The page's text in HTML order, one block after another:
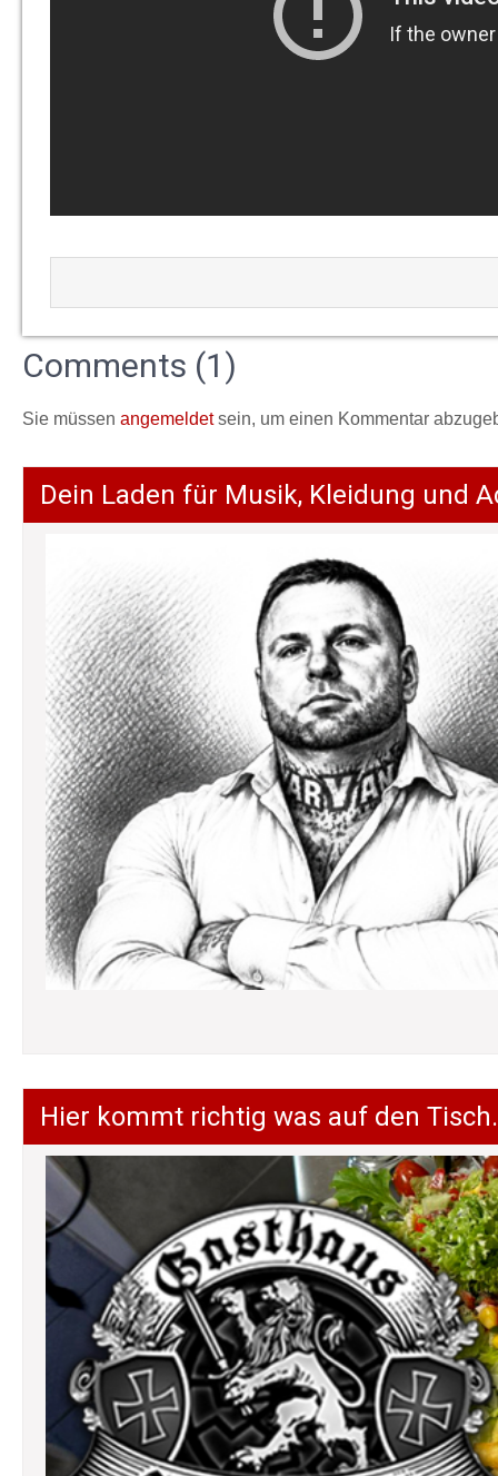
Comments (1)
Sie müssen angemeldetsein, um einen Kommentar
Dein Laden für Musik, Kleidung und
Hier kommt richtig was auf den Tisch.